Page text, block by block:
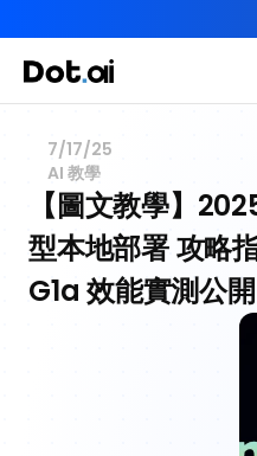
7/17/25
AI 教學
【圖文教學】
型本地部署 攻略
G1a 效能實測公開
Dot.AI
全港最貼地AI
三大恆常課程 主題課
實
我們
關於 DotAI
AI 課程
所有課程